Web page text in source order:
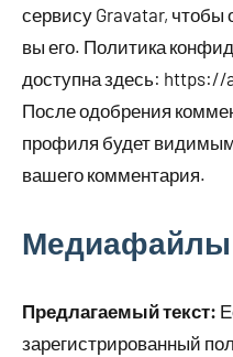
сервису Gravatar, чтобы
вы его. Политика
доступна здесь:
После одобрения
профиля будет видимым
вашего комментария.
Медиафайлы
Предлагаемый текст:
зарегистрированный